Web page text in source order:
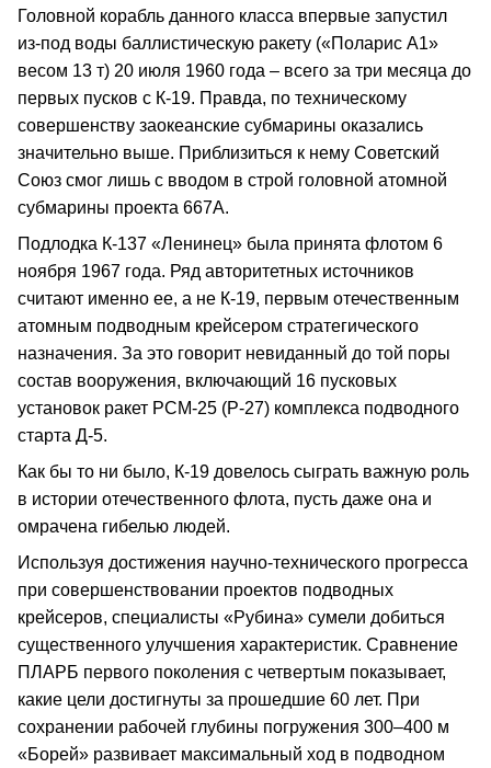
Головной корабль данного класса впервые запустил
из-под воды баллистическую ракету («Поларис А1»
весом 13 т) 20 июля 1960 года – всего за три месяца до
первых пусков с К-19. Правда, по техническому
совершенству заокеанские субмарины оказались
значительно выше. Приблизиться к нему Советский
Союз смог лишь с вводом в строй головной атомной
субмарины проекта 667А.
Подлодка К-137 «Ленинец» была принята флотом 6
ноября 1967 года. Ряд авторитетных источников
считают именно ее, а не К-19, первым отечественным
атомным подводным крейсером стратегического
назначения. За это говорит невиданный до той поры
состав вооружения, включающий 16 пусковых
установок ракет РСМ-25 (Р-27) комплекса подводного
старта Д-5.
Как бы то ни было, К-19 довелось сыграть важную роль
в истории отечественного флота, пусть даже она и
омрачена гибелью людей.
Используя достижения научно-технического прогресса
при совершенствовании проектов подводных
крейсеров, специалисты «Рубина» сумели добиться
существенного улучшения характеристик. Сравнение
ПЛАРБ первого поколения с четвертым показывает,
какие цели достигнуты за прошедшие 60 лет. При
сохранении рабочей глубины погружения 300–400 м
«Борей» развивает максимальный ход в подводном